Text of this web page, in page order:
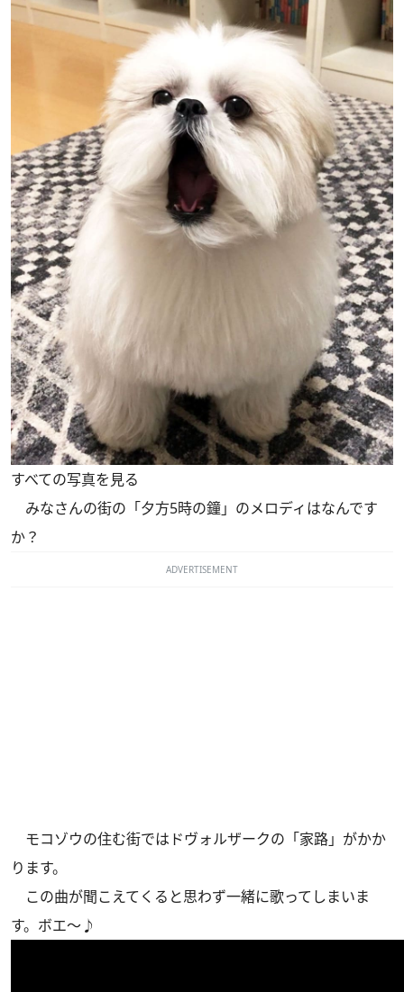
すべての写真を見る
みなさんの街の「夕方5時の鐘」のメロディはなんです
か？
ADVERTISEMENT
モコゾウの住む街ではドヴォルザークの「家路」がかか
ります。
この曲が聞こえてくると思わず一緒に歌ってしまいま
す。ボエ～♪